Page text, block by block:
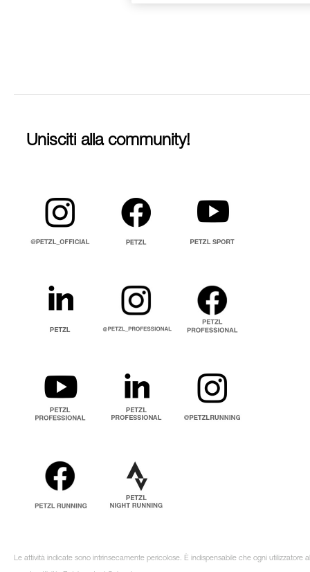
Unisciti alla community!
Le attività indicate sono intrinsecamente pericolose. È indispensabile che ogni utilizzatore